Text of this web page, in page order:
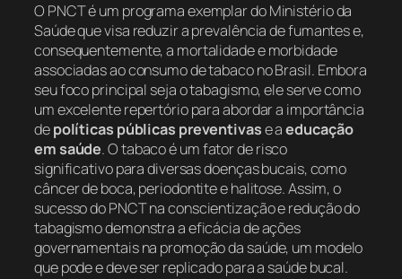
O PNCT é um programa exemplar do Ministério da
Saúde que visa reduzir a prevalência de fumantes e,
consequentemente, a mortalidade e morbidade
associadas ao consumo de tabaco no Brasil. Embora
seu foco principal seja o tabagismo, ele serve como
um excelente repertório para abordar a importância
depolíticas públicas preventivase aeducação
em saúde. O tabaco é um fator de risco
significativo para diversas doenças bucais, como
câncer de boca, periodontite e halitose. Assim, o
sucesso do PNCT na conscientização e redução do
tabagismo demonstra a eficácia de ações
governamentais na promoção da saúde, um modelo
que pode e deve ser replicado para a saúde bucal.